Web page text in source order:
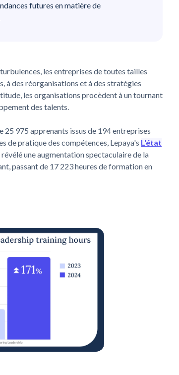
futures en matière de
les entreprises de toutes tailles
à des réorganisations et à des stratégies
les organisations procèdent à un tournant
des talents.
25 975 apprenants issus de 194 entreprises
de pratique des compétences, Lepaya's L'état
une augmentation spectaculaire de la
passant de 17 223 heures de formation en